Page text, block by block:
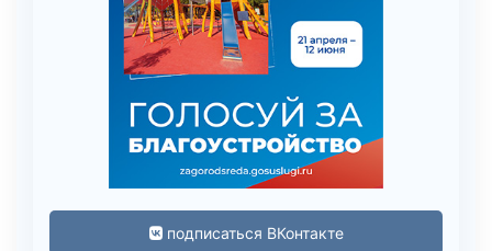
подписаться ВКонтакте